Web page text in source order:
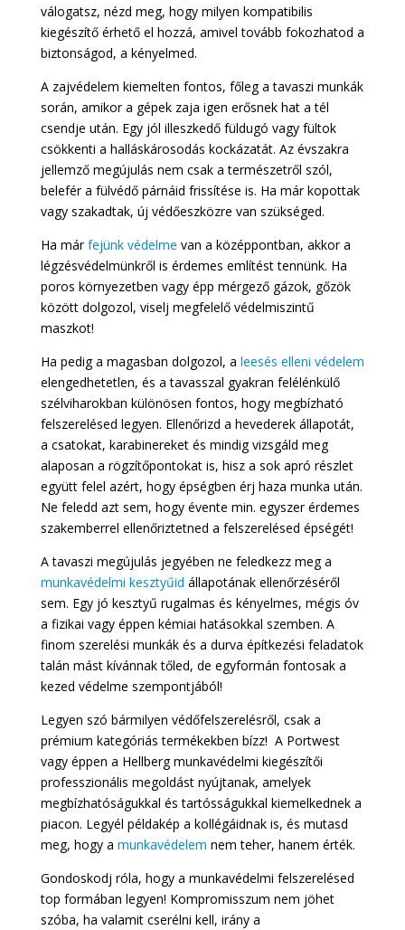
válogatsz, nézd meg, hogy milyen kompatibilis
kiegészítő érhető el hozzá, amivel tovább fokozhatod a
biztonságod, a kényelmed.
A zajvédelem kiemelten fontos, főleg a tavaszi munkák
során, amikor a gépek zaja igen erősnek hat a tél
csendje után. Egy jól illeszkedő füldugó vagy fültok
csökkenti a halláskárosodás kockázatát. Az évszakra
jellemző megújulás nem csak a természetről szól,
belefér a fülvédő párnáid frissítése is. Ha már kopottak
vagy szakadtak, új védőeszközre van szükséged.
Ha márfejünk védelme van a középpontban, akkor a
légzésvédelmünkről is érdemes említést tennünk. Ha
poros környezetben vagy épp mérgező gázok, gőzök
között dolgozol, viselj megfelelő védelmiszintű
maszkot!
Ha pedig a magasban dolgozol, a leesés elleni védelem
elengedhetetlen, és a tavasszal gyakran felélénkülő
szélviharokban különösen fontos, hogy megbízható
felszerelésed legyen. Ellenőrizd a hevederek állapotát,
a csatokat, karabinereket és mindig vizsgáld meg
alaposan a rögzítőpontokat is, hisz a sok apró részlet
együtt felel azért, hogy épségben érj haza munka után.
Ne feledd azt sem, hogy évente min. egyszer érdemes
szakemberrel ellenőriztetned a felszerelésed épségét!
A tavaszi megújulás jegyében ne feledkezz meg a
munkavédelmi kesztyűid állapotának ellenőrzéséről
sem. Egy jó kesztyű rugalmas és kényelmes, mégis óv
a fizikai vagy éppen kémiai hatásokkal szemben. A
finom szerelési munkák és a durva építkezési feladatok
talán mást kívánnak tőled, de egyformán fontosak a
kezed védelme szempontjából!
Legyen szó bármilyen védőfelszerelésről, csak a
prémium kategóriás termékekben bízz! A Portwest
vagy éppen a Hellberg munkavédelmi kiegészítői
professzionális megoldást nyújtanak, amelyek
megbízhatóságukkal és tartósságukkal kiemelkednek a
piacon. Legyél példakép a kollégáidnak is, és mutasd
meg, hogy a munkavédelem nem teher, hanem érték.
Gondoskodj róla, hogy a munkavédelmi felszerelésed
top formában legyen! Kompromisszum nem jöhet
szóba, ha valamit cserélni kell, irány a